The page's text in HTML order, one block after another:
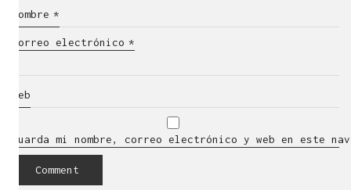
Nombre *
Correo electrónico *
Web
Guarda mi nombre, correo electrónico y web en este